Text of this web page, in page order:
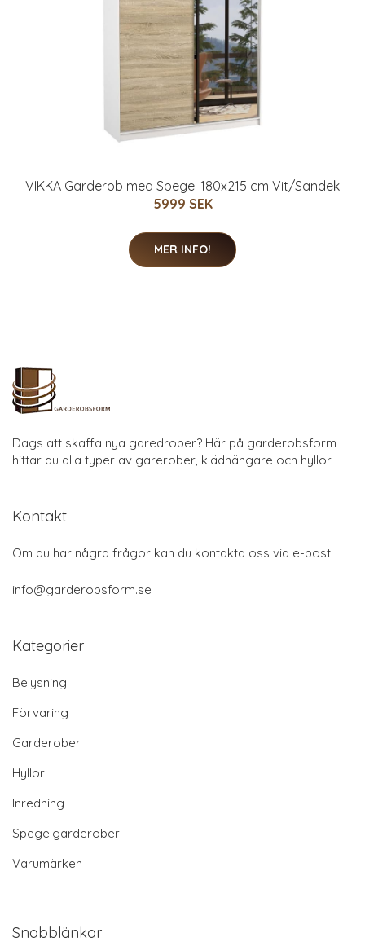
VIKKA Garderob med Spegel 180x215 cm Vit/Sandek
5999 SEK
MER INFO!
Dags att skaffa nya garedrober? Här på garderobsform
hittar du alla typer av garerober, klädhängare och hyllor
Kontakt
Om du har några frågor kan du kontakta oss via e-post:
info@garderobsform.se
Kategorier
Belysning
Förvaring
Garderober
Hyllor
Inredning
Spegelgarderober
Varumärken
Snabblänkar